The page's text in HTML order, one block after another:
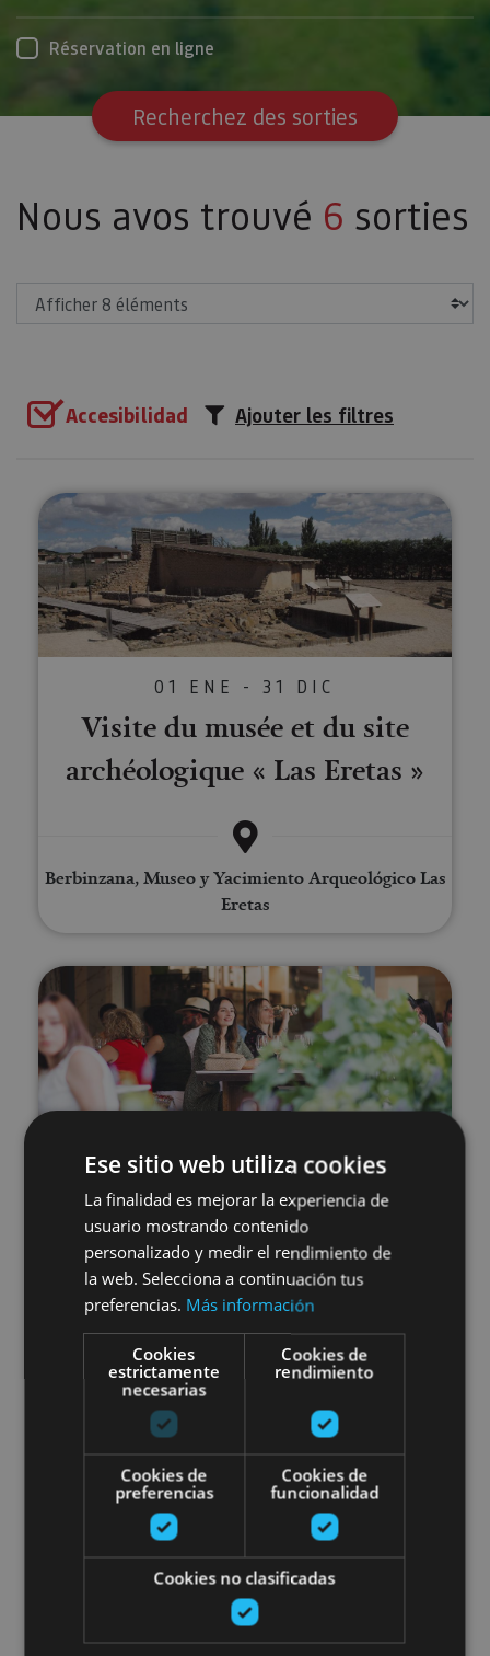
Réservation en ligne
Recherchez des sorties
Nous avos trouvé 6 sorties
Accesibilidad Ajouter les filtres
Visite du musée et du site
01 ENE - 31 DIC
Visite du musée et du site
archéologique « Las Eretas »
Berbinzana, Museo y Yacimiento Arqueológico Las
Eretas
Visite des caves à vins Bodegas
01 ENE - 31 DIC
Visite des caves à vins
Bodegas Ochoa
Visite de Pampelune pour les
01 ENE - 31 DIC
Visite de Pampelune pour les
Ese sitio web utiliza cookies
La finalidad es mejorar la experiencia de
usuario mostrando contenido
personalizado y medir el rendimiento de
la web. Selecciona a continuación tus
preferencias. Más información
Cookies
estrictamente
necesarias
Cookies de
rendimiento
Cookies de
preferencias
Cookies de
funcionalidad
Cookies no clasificadas